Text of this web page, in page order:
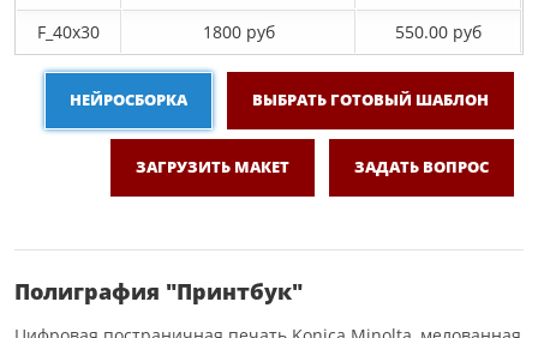
F_40x30
1800 руб 550.00 руб
НЕЙРОСБОРКА ВЫБРАТЬ ГОТОВЫЙ ШАБЛОН
ЗАГРУЗИТЬ МАКЕТ ЗАДАТЬ ВОПРОС
Полиграфия "Принтбук"